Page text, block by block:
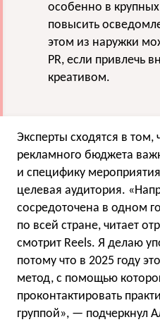
особенно в
повысить
этом из наружки
PR, если привлечь
креативом.
Эксперты сходятся в
рекламного бюджета
и специфику
целевая аудитория.
сосредоточена в одном
по всей стране, читает
смотрит Reels. Я делаю
потому что в 2025 году
метод, с помощью
проконтактировать
группой», — подчеркнул